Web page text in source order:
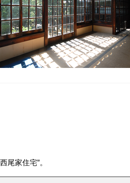
尾家住宅”。